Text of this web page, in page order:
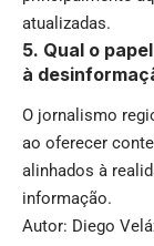
atualizadas.
5. Qual o
à
O jornalismo
ao oferecer
alinhados à
informação.
Autor: Diego